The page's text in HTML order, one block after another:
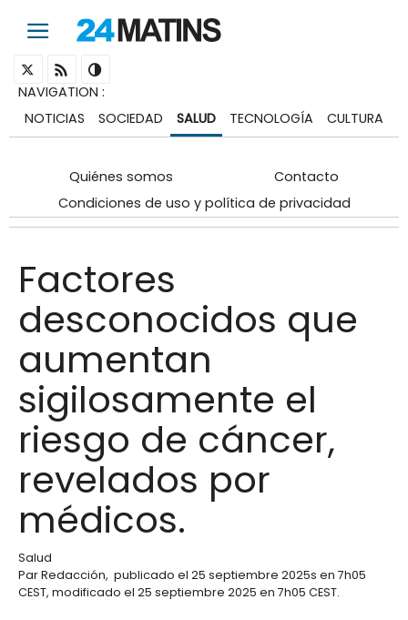
NAVIGATION :
NOTICIAS
SOCIEDAD SALUD TECNOLOGÍA CULTURA
Quiénes somos
Contacto
Condiciones de uso y política de privacidad
Factores
desconocidos que
aumentan
sigilosamente el
riesgo de cáncer,
revelados por
médicos.
Salud
ParRedacción, publicado el 25 septiembre 2025s en 7h05
CEST, modificado el 25 septiembre 2025 en 7h05 CEST.